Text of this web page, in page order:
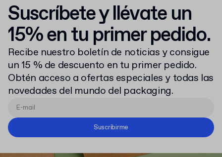
Suscríbete y llévate un
15% en tu primer pedido.
Recibe nuestro boletín de noticias y consigue
un 15 % de descuento en tu primer pedido.
Obtén acceso a ofertas especiales y todas las
novedades del mundo del packaging.
Suscribirme